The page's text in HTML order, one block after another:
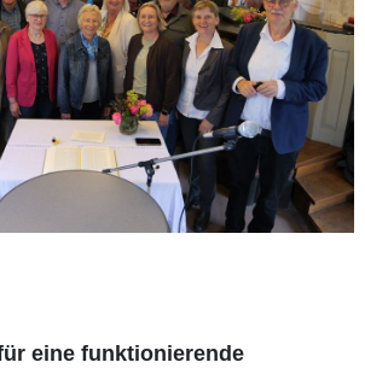
eine funktionierende